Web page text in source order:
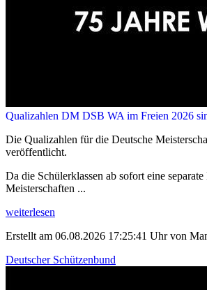
Qualizahlen DM DSB WA im Freien 2026
Die Qualizahlen für die Deutsche
veröffentlicht.
Da die Schülerklassen ab sofort eine separate
Meisterschaften ...
weiterlesen
Erstellt am 06.08.2026 17:25:41 Uhr von
Deutscher Schützenbund